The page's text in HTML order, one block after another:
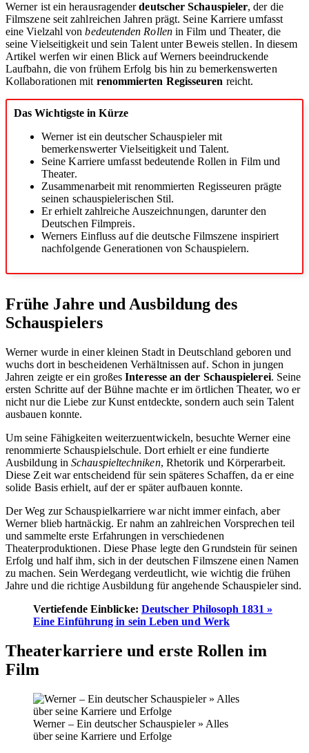
Werner ist ein herausragenderdeutscher Schauspieler, der die
Filmszene seit zahlreichen Jahren prägt. Seine Karriere umfasst
eine Vielzahl vonbedeutenden Rollenin Film und Theater, die
seine Vielseitigkeit und sein Talent unter Beweis stellen. In diesem
Artikel werfen wir einen Blick auf Werners beeindruckende
Laufbahn, die von frühem Erfolg bis hin zu bemerkenswerten
Kollaborationen mit renommierten Regisseuren reicht.
Das Wichtigste in Kürze
Werner ist ein deutscher Schauspieler mit
bemerkenswerter Vielseitigkeit und Talent.
Seine Karriere umfasst bedeutende Rollen in Film und
Theater.
Zusammenarbeit mit renommierten Regisseuren prägte
seinen schauspielerischen Stil.
Er erhielt zahlreiche Auszeichnungen, darunter den
Deutschen Filmpreis.
Werners Einfluss auf die deutsche Filmszene inspiriert
nachfolgende Generationen von Schauspielern.
Frühe Jahre und Ausbildung des
Schauspielers
Werner wurde in einer kleinen Stadt in Deutschland geboren und
wuchs dort in bescheidenen Verhältnissen auf. Schon in jungen
Jahren zeigte er ein großesInteresse an der Schauspielerei. Seine
ersten Schritte auf der Bühne machte er im örtlichen Theater, wo er
nicht nur die Liebe zur Kunst entdeckte, sondern auch sein Talent
ausbauen konnte.
Um seine Fähigkeiten weiterzuentwickeln, besuchte Werner eine
renommierte Schauspielschule. Dort erhielt er eine fundierte
Ausbildung inSchauspieltechniken, Rhetorik und Körperarbeit.
Diese Zeit war entscheidend für sein späteres Schaffen, da er eine
solide Basis erhielt, auf der er später aufbauen konnte.
Der Weg zur Schauspielkarriere war nicht immer einfach, aber
Werner blieb hartnäckig. Er nahm an zahlreichen Vorsprechen teil
und sammelte erste Erfahrungen in verschiedenen
Theaterproduktionen. Diese Phase legte den Grundstein für seinen
Erfolg und half ihm, sich in der deutschen Filmszene einen Namen
zu machen. Sein Werdegang verdeutlicht, wie wichtig die frühen
Jahre und die richtige Ausbildung für angehende Schauspieler sind.
Vertiefende Einblicke: Deutscher Philosoph 1831 »
Eine Einführung in sein Leben und Werk
Theaterkarriere und erste Rollen im
Film
Werner – Ein deutscher Schauspieler » Alles
über seine Karriere und Erfolge